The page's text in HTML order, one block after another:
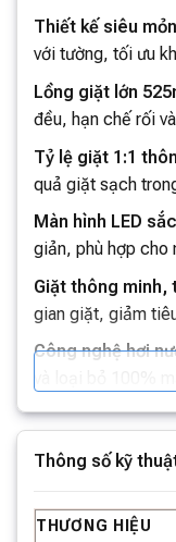
Thiết kế siêu
với tường, tối ưu
Lồng giặt lớn
đều, hạn chế rối
Tỷ lệ giặt 1:1
quả giặt sạch
Màn hình LED
giản, phù hợp cho
Giặt thông minh,
gian giặt, giảm
Công nghệ hơi
và loại bỏ 100%
Động cơ DD
dụng, dễ dàng
Thông số kỹ
THƯƠNG HIỆU